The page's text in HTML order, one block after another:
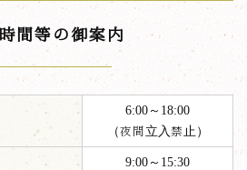
間等の御案内
6:00～18:00
（夜間立入禁止）
9:00～15:30